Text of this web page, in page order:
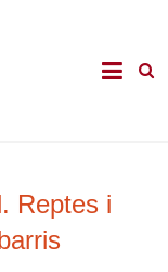
i d'integració
Reptes i